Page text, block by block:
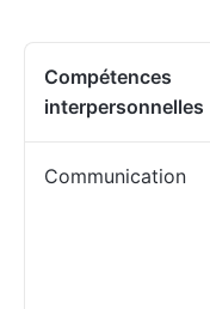
Compétences
interpersonnelles
Communication